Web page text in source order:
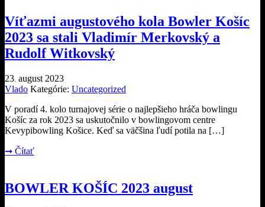
Víťazmi augustového kola Bowler Košíc
2023 sa stali Vladimír Merkovský a
Rudolf Witkovský
23 august 2023
Vlado Kategórie: Uncategorized
V poradí 4. kolo turnajovej série o najlepšieho hráča bowlingu
Košíc za rok 2023 sa uskutočnilo v bowlingovom centre
Kevypibowling Košice. Keď sa väčšina ľudí potila na […]
➞ Čítať
BOWLER KOŠÍC 2023 august